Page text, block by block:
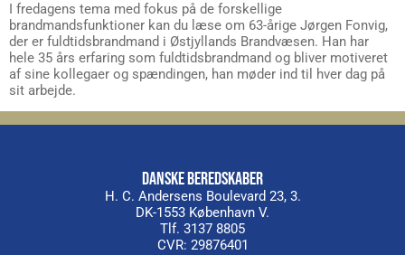
I fredagens tema med fokus på de forskellige
brandmandsfunktioner kan du læse om 63-årige Jørgen Fonvig,
der er fuldtidsbrandmand i Østjyllands Brandvæsen. Han har
hele 35 års erfaring som fuldtidsbrandmand og bliver motiveret
af sine kollegaer og spændingen, han møder ind til hver dag på
sit arbejde.
DANSKE BEREDSKABER
H. C. Andersens Boulevard 23, 3.
DK-1553 København V.
Tlf. 3137 8805
CVR: 29876401